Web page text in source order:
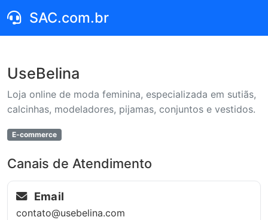
SAC.com.br
UseBelina
Loja online de moda feminina, especializada em sutiãs,
calcinhas, modeladores, pijamas, conjuntos e vestidos.
E-commerce
Canais de Atendimento
Email
contato@usebelina.com